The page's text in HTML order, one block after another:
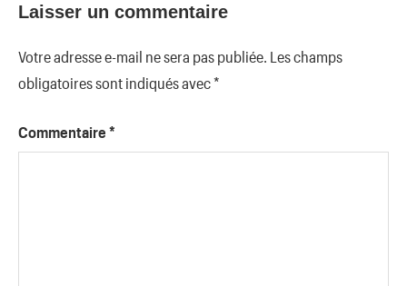
Laisser un commentaire
Votre adresse e-mail ne sera pas publiée. Les champs
obligatoires sont indiqués avec*
Commentaire *